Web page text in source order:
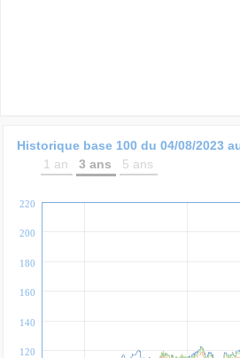
Historique base 100 du 04/08/2023
1 an
3 ans 5 ans
120
140
160
180
200
220